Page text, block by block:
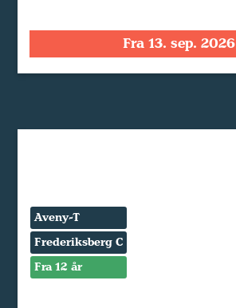
Fra 13. sep. 2026
Aveny-T
Frederiksberg C
Fra 12 år